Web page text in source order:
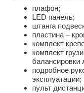
плафон;
LED панель;
штанга
пластина –
комплект
комплект
балансировки
подробное
эксплуатации;
пульт